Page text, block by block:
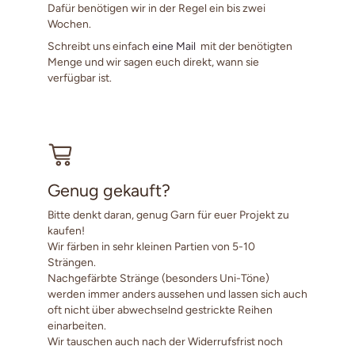
Dafür benötigen wir in der Regel ein bis zwei
Wochen.
Schreibt uns einfach eine Mail mit der benötigten
Menge und wir sagen euch direkt, wann sie
verfügbar ist.
Genug gekauft?
Bitte denkt daran, genug Garn für euer Projekt zu
kaufen!
Wir färben in sehr kleinen Partien von 5-10
Strängen.
Nachgefärbte Stränge (besonders Uni-Töne)
werden immer anders aussehen und lassen sich auch
oft nicht über abwechselnd gestrickte Reihen
einarbeiten.
Wir tauschen auch nach der Widerrufsfrist noch